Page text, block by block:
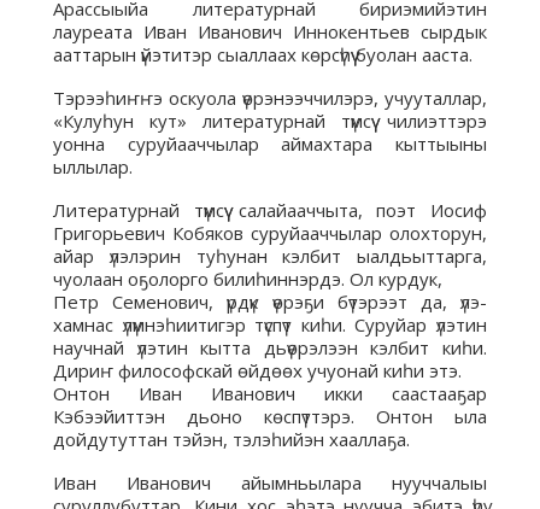
Арассыыйа литературнай бириэмийэтин
лауреата Иван Иванович Иннокентьев сырдык
ааттарын үйэтитэр сыаллаах көрсүһүү буолан ааста.
Тэрээһиҥҥэ оскуола үөрэнээччилэрэ, учууталлар,
«Кулуһун кут» литературнай түмсүү чилиэттэрэ
уонна суруйааччылар аймахтара кыттыыны
ыллылар.
Литературнай түмсүү салайааччыта, поэт Иосиф
Григорьевич Кобяков суруйааччылар олохторун,
айар үлэлэрин туһунан кэлбит ыалдьыттарга,
чуолаан оҕолорго билиһиннэрдэ. Ол курдук,
Петр Семенович, үрдүк үөрэҕи бүтэрээт да, үлэ-
хамнас үлүмнэһиитигэр түспүт киһи. Суруйар үлэтин
научнай үлэтин кытта дьүөрэлээн кэлбит киһи.
Дириҥ философскай өйдөөх учуонай киһи этэ.
Онтон Иван Иванович икки саастааҕар
Кэбээйиттэн дьоно көспүттэрэ. Онтон ыла
дойдутуттан тэйэн, тэлэһийэн хааллаҕа.
Иван Иванович айымньылара нууччалыы